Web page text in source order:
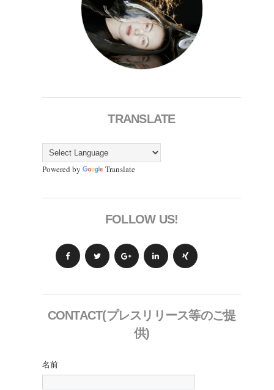
TRANSLATE
Powered by Translate
FOLLOW US!
CONTACT(プレスリリース等のご提
供)
名前